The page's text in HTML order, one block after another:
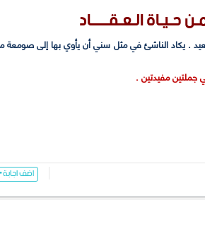
حـيـاة الـعـقـــــاد
. يكاد الناشئ في مثل سني أن يأوي بها إلى
مفيدتين .
اضف اجابة